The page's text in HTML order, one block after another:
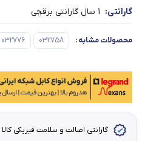
گارانتی: 1 سال گارانتی برقچی
محصولات مشابه:
032758
032776
گارانتی اصالت و سلامت فیزیکی کالا